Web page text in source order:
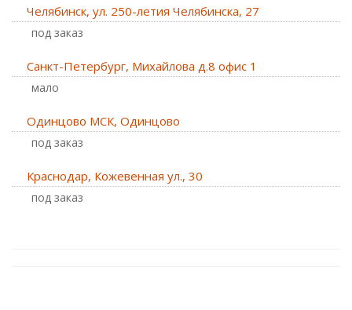
Челябинск, ул. 250-летия Челябинска, 27
Под заказ
Санкт-Петербург, Михайлова д.8 офис 1
Мало
Одинцово МСК, Одинцово
Под заказ
Краснодар, Кожевенная ул., 30
Под заказ